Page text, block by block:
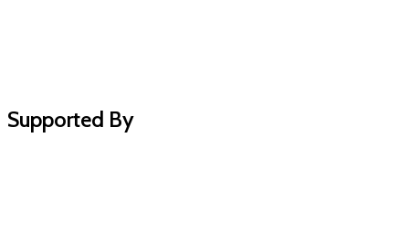
Supported By